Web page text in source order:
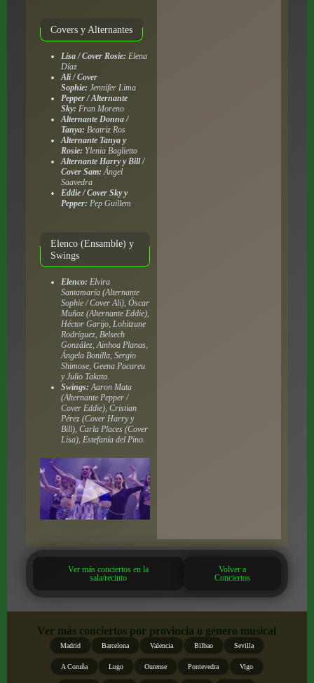
Covers y Alternantes
Lisa / Cover Rosie: Elena
Díaz
Ali / Cover
Sophie: Jennifer Lima
Pepper / Alternante
Sky: Fran Moreno
Alternante Donna /
Tanya: Beatriz Ros
Alternante Tanya y
Rosie: Ylenia Baglietto
Alternante Harry y Bill /
Cover Sam: Ángel
Saavedra
Eddie / Cover Sky y
Pepper: Pep Guillem
Elenco (Ensamble) y
Swings
Elenco: Elvira
Santamaría (Alternante
Sophie / Cover Ali), Óscar
Muñoz (Alternante Eddie),
Héctor Garijo, Lohitzune
Rodríguez, Belsech
González, Ainhoa Planas,
Ángela Bonilla, Sergio
Shimose, Geena Pacareu
y Julio Takata.
Swings: Aaron Mata
(Alternante Pepper /
Cover Eddie), Cristian
Pérez (Cover Harry y
Bill), Carla Places (Cover
Lisa), Estefanía del Pino.
Ver más conciertos en la
sala/recinto
Volver a
Conciertos
Ver más conciertos por provincia o género musical
Madrid Barcelona Valencia Bilbao Sevilla
A Coruña Lugo Ourense Pontevedra Vigo